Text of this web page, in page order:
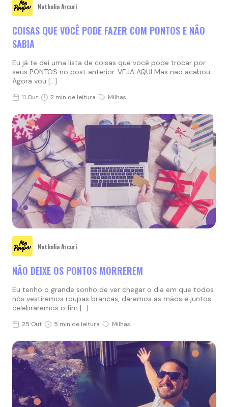
Nathalia Arcuri
COISAS QUE VOCÊ PODE FAZER COM PONTOS E NÃO
SABIA
Eu já te dei uma lista de coisas que você pode trocar por
seus PONTOS no post anterior. VEJA AQUI Mas não acabou.
Agora vou […]
11 Out 2 min de leitura Milhas
Nathalia Arcuri
NÃO DEIXE OS PONTOS MORREREM
Eu tenho o grande sonho de ver chegar o dia em que todos
nós vestiremos roupas brancas, daremos as mãos e juntos
celebraremos o fim […]
25 Out 5 min de leitura Milhas